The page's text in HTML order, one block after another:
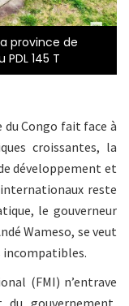
province de
145 T
du Congo fait face à
croissantes, la
développement et
reste
le gouverneur
Wameso, se veut
incompatibles.
(FMI) n’entrave